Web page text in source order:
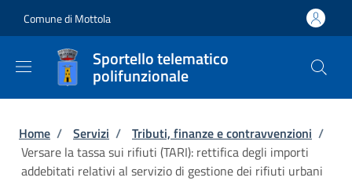
Comune di Mottola
Sportello telematico
polifunzionale
Briciole di pane
Home / Servizi / Tributi, finanze e contravvenzioni /
Versare la tassa sui rifiuti (TARI): rettifica degli importi
addebitati relativi al servizio di gestione dei rifiuti urbani